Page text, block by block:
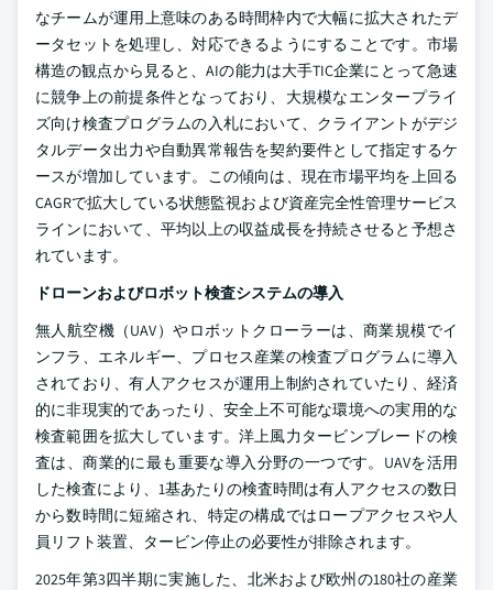
なチームが運用上意味のある時間枠内で大幅に拡大されたデ
ータセットを処理し、対応できるようにすることです。市場
構造の観点から見ると、AIの能力は大手TIC企業にとって急速
に競争上の前提条件となっており、大規模なエンタープライ
ズ向け検査プログラムの入札において、クライアントがデジ
タルデータ出力や自動異常報告を契約要件として指定するケ
ースが増加しています。この傾向は、現在市場平均を上回る
CAGRで拡大している状態監視および資産完全性管理サービス
ラインにおいて、平均以上の収益成長を持続させると予想さ
れています。
ドローンおよびロボット検査システムの導入
無人航空機（UAV）やロボットクローラーは、商業規模でイ
ンフラ、エネルギー、プロセス産業の検査プログラムに導入
されており、有人アクセスが運用上制約されていたり、経済
的に非現実的であったり、安全上不可能な環境への実用的な
検査範囲を拡大しています。洋上風力タービンブレードの検
査は、商業的に最も重要な導入分野の一つです。UAVを活用
した検査により、1基あたりの検査時間は有人アクセスの数日
から数時間に短縮され、特定の構成ではロープアクセスや人
員リフト装置、タービン停止の必要性が排除されます。
2025年第3四半期に実施した、北米および欧州の180社の産業